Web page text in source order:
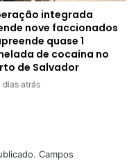
integrada
nove faccionados
quase 1
de cocaína no
de Salvador
dias atrás
Campos